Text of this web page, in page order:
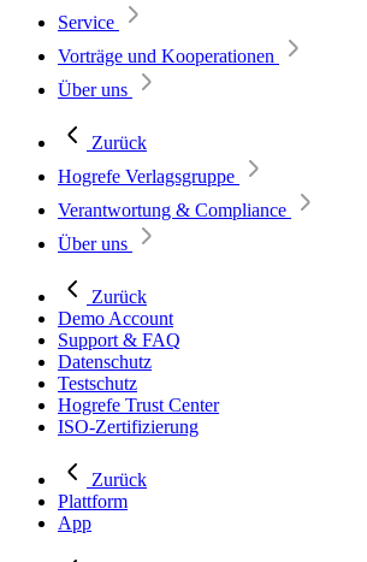
Service
Vorträge und Kooperationen
Über uns
Zurück
Hogrefe Verlagsgruppe
Verantwortung & Compliance
Über uns
Zurück
Demo Account
Support & FAQ
Datenschutz
Testschutz
Hogrefe Trust Center
ISO-Zertifizierung
Zurück
Plattform
App